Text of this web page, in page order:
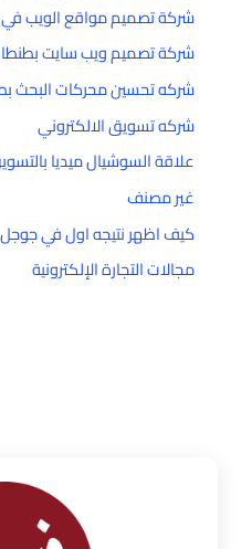
شركة تصميم مواقع الويب
شركة تصميم ويب سايت بطنطا
شركه تحسين محركات البحث
شركه تسويق الالكتروني
علاقة السوشيال ميديا
غير مصنف
كيف اظهر نتيجه اول في جوجل
مجالات التجارة الإلكترونية